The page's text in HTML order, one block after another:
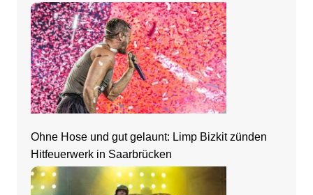
Ohne Hose und gut gelaunt: Limp Bizkit zünden
Hitfeuerwerk in Saarbrücken